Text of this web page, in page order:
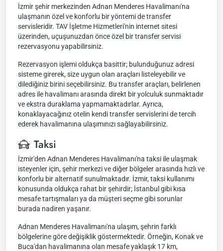
İzmir şehir merkezinden Adnan Menderes Havalimanı'na
ulaşmanın özel ve konforlu bir yöntemi de transfer
servisleridir. TAV İşletme Hizmetleri'nin internet sitesi
üzerinden, uçuşunuzdan önce özel bir transfer servisi
rezervasyonu yapabilirsiniz.
Rezervasyon işlemi oldukça basittir; bulunduğunuz adresi
sisteme girerek, size uygun olan araçları listeleyebilir ve
dilediğiniz birini seçebilirsiniz. Bu transfer araçları, belirlenen
adres ile havalimanı arasında direkt bir yolculuk sunmaktadır
ve ekstra duraklama yapmamaktadırlar. Ayrıca,
konaklayacağınız otelin kendi transfer servislerini de tercih
ederek havalimanına ulaşımınızı sağlayabilirsiniz.
Taksi
İzmir'den Adnan Menderes Havalimanı'na taksi ile ulaşmak
isteyenler için, şehir merkezi ve diğer bölgeler arasında hızlı ve
konforlu bir alternatif sunulmaktadır. İzmir, taksi kullanımı
konusunda oldukça rahat bir şehirdir; İstanbul gibi kısa
mesafe tartışmaları ya da müşteri seçme gibi sorunlar
burada nadiren yaşanır.
Adnan Menderes Havalimanı'na ulaşım, şehrin farklı
bölgelerine göre değişiklik göstermektedir. Örneğin, Konak ve
Buca'dan havalimanına olan mesafe yaklaşık 17 km,